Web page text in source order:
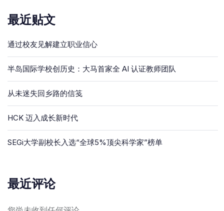
最近贴文
通过校友见解建立职业信心
半岛国际学校创历史：大马首家全 AI 认证教师团队
从未迷失回乡路的信笺
HCK 迈入成长新时代
SEGi大学副校长入选“全球5%顶尖科学家”榜单
最近评论